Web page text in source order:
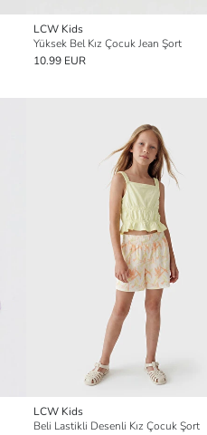
LCW Kids
Yüksek Bel Kız Çocuk Jean Şort
10.99 EUR
LCW Kids
Beli Lastikli Desenli Kız Çocuk Şort